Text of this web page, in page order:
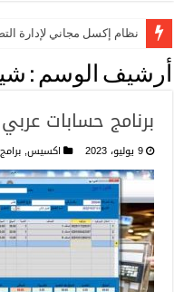
نظام إكسل مجاني لإدارة
أرشيف الوسم :
برنامج حسابات
9 يوليو، 2023 اكسيس,